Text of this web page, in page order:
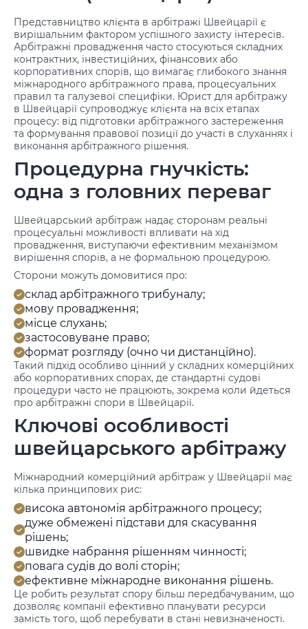
Представництво клієнта в арбітражі Швейцарії є
вирішальним фактором успішного захисту інтересів.
Арбітражні провадження часто стосуються складних
контрактних, інвестиційних, фінансових або
корпоративних спорів, що вимагає глибокого знання
міжнародного арбітражного права, процесуальних
правил та галузевої специфіки. Юрист для арбітражу
в Швейцарії супроводжує клієнта на всіх етапах
процесу: від підготовки арбітражного застереження
та формування правової позиції до участі в слуханнях і
виконання арбітражного рішення.
Процедурна гнучкість:
одна з головних переваг
Швейцарський арбітраж надає сторонам реальні
процесуальні можливості впливати на хід
провадження, виступаючи ефективним механізмом
вирішення спорів, а не формальною процедурою.
Сторони можуть домовитися про:
склад арбітражного трибуналу;
мову провадження;
місце слухань;
застосовуване право;
формат розгляду (очно чи дистанційно).
Такий підхід особливо цінний у складних комерційних
або корпоративних спорах, де стандартні судові
процедури часто не працюють, зокрема коли йдеться
про арбітражні спори в Швейцарії.
Ключові особливості
швейцарського арбітражу
Міжнародний комерційний арбітраж у Швейцарії має
кілька принципових рис:
висока автономія арбітражного процесу;
дуже обмежені підстави для скасування
рішень;
швидке набрання рішенням чинності;
повага судів до волі сторін;
ефективне міжнародне виконання рішень.
Це робить результат спору більш передбачуваним, що
дозволяє компанії ефективно планувати ресурси
замість того, щоб перебувати в стані невизначеності.